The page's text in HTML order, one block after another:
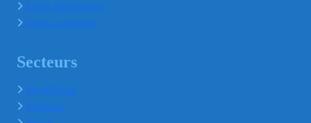
Devis prévoyance
Devis marbrerie
Secteurs
Montélimar
Aubenas